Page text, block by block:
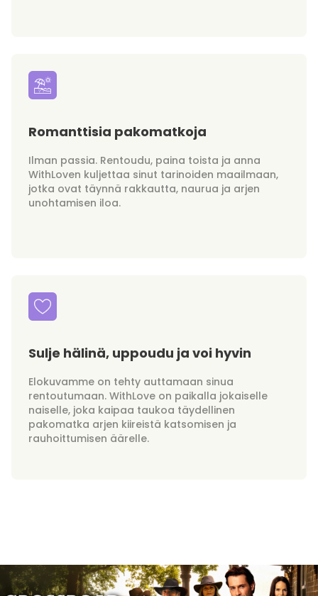
Romanttisia pakomatkoja
Ilman passia. Rentoudu, paina toista ja anna
WithLoven kuljettaa sinut tarinoiden maailmaan,
jotka ovat täynnä rakkautta, naurua ja arjen
unohtamisen iloa.
Sulje hälinä, uppoudu ja voi hyvin
Elokuvamme on tehty auttamaan sinua
rentoutumaan. WithLove on paikalla jokaiselle
naiselle, joka kaipaa taukoa täydellinen
pakomatka arjen kiireistä katsomisen ja
rauhoittumisen äärelle.